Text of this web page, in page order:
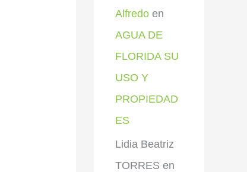
Alfredo en
AGUA DE
FLORIDA SU
USO Y
PROPIEDAD
ES
Lidia Beatriz
TORRES en